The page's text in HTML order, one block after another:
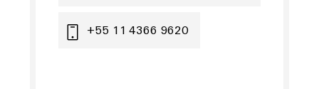
+55 11 4366 9620